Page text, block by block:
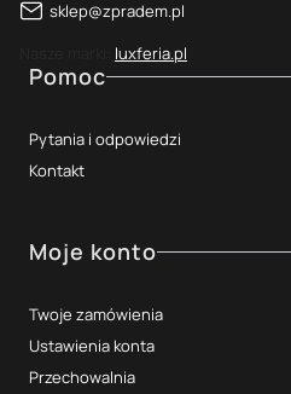
sklep@zpradem.pl
luxferia.pl
Linki w stopce
Pomoc
Pytania i odpowiedzi
Kontakt
Moje konto
Twoje zamówienia
Ustawienia konta
Przechowalnia